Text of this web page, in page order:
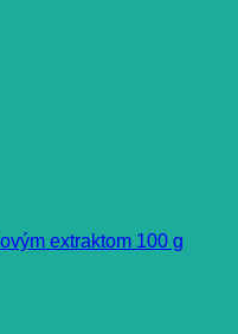
extraktom 100 g